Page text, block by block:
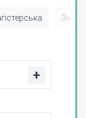
Звіт
+